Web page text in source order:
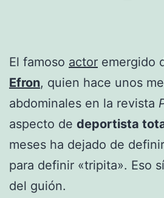
El famoso actor emergido
Efron, quien hace unos
abdominales en la revista
aspecto de deportista
meses ha dejado de
para definir «tripita». Eso
del guión.